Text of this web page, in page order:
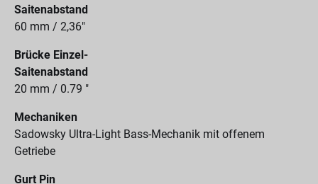
Saitenabstand
60 mm / 2,36"
Brücke Einzel-
Saitenabstand
20 mm / 0.79 "
Mechaniken
Sadowsky Ultra-Light Bass-Mechanik mit offenem
Getriebe
Gurt Pin